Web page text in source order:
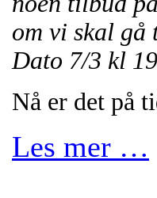
om vi skal
Dato 7/3 kl
Nå er det på
Les mer …